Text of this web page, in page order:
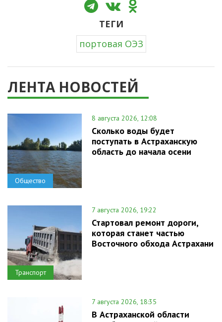
ТЕГИ
портовая ОЭЗ
ЛЕНТА НОВОСТЕЙ
Общество
8 августа 2026, 12:08
Сколько воды будет
поступать в Астраханскую
область до начала осени
Транспорт
7 августа 2026, 19:22
Стартовал ремонт дороги,
которая станет частью
Восточного обхода Астрахани
7 августа 2026, 18:35
В Астраханской области